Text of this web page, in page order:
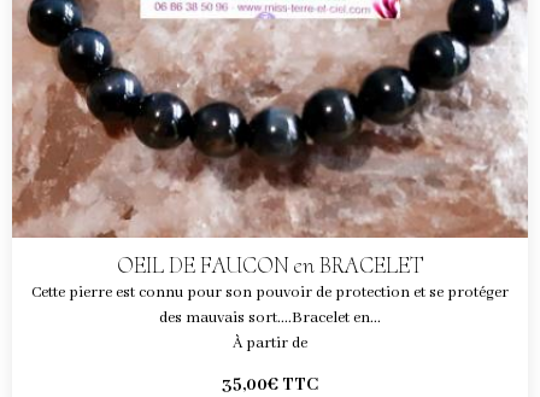
OEIL DE FAUCON en BRACELET
Cette pierre est connu pour son pouvoir de protection et se protéger
des mauvais sort....Bracelet en...
À partir de
35,00€ TTC